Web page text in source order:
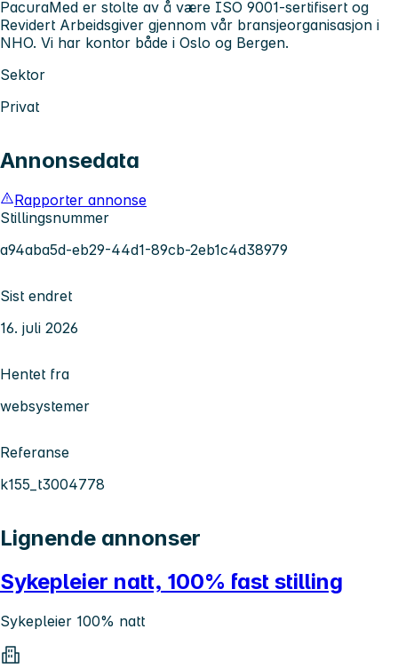
PacuraMed er stolte av å være ISO 9001-sertifisert og
Revidert Arbeidsgiver gjennom vår bransjeorganisasjon i
NHO. Vi har kontor både i Oslo og Bergen.
Sektor
Privat
Annonsedata
Rapporter annonse
Stillingsnummer
a94aba5d-eb29-44d1-89cb-2eb1c4d38979
Sist endret
16. juli 2026
Hentet fra
websystemer
Referanse
k155_t3004778
Lignende annonser
Sykepleier natt, 100% fast stilling
Sykepleier 100% natt